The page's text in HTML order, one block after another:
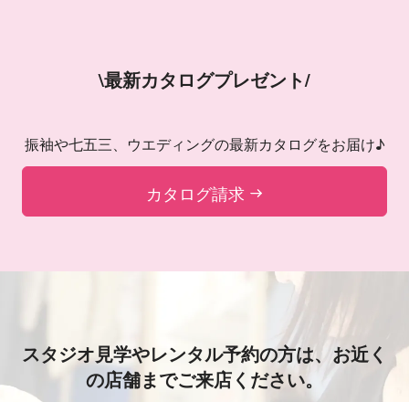
\最新カタログプレゼント/
振袖や七五三、ウエディングの最新カタログをお届け♪
カタログ請求
スタジオ見学やレンタル予約の方は、 お近く
の店舗までご来店ください。